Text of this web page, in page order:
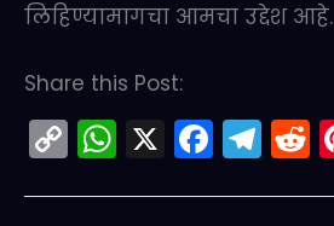
लिहिण्यामागचा आमचा उद्देश आहे.
Share this Post:
C W X F T R